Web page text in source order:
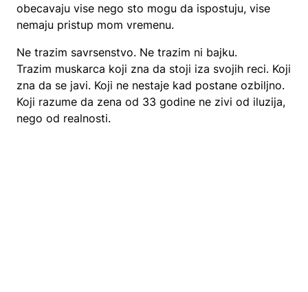
obecavaju vise nego sto mogu da ispostuju, vise
nemaju pristup mom vremenu.
Ne trazim savrsenstvo. Ne trazim ni bajku.
Trazim muskarca koji zna da stoji iza svojih reci. Koji
zna da se javi. Koji ne nestaje kad postane ozbiljno.
Koji razume da zena od 33 godine ne zivi od iluzija,
nego od realnosti.